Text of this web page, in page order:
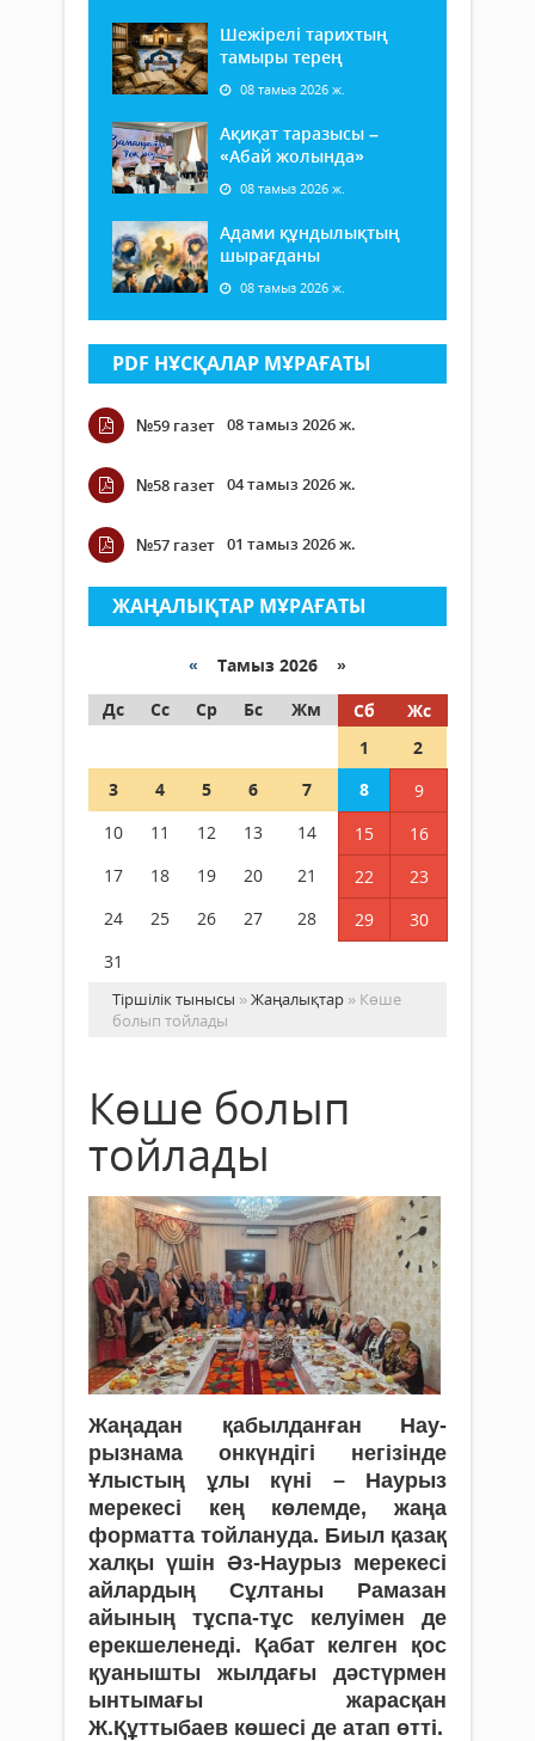
Шежірелі тарихтың
тамыры терең
08 тамыз 2026 ж.
Ақиқат таразысы –
«Абай жолында»
08 тамыз 2026 ж.
Адами құндылықтың
шырағданы
08 тамыз 2026 ж.
PDF НҰСҚАЛАР МҰРАҒАТЫ
№59 газет 08 тамыз 2026 ж.
№58 газет 04 тамыз 2026 ж.
№57 газет 01 тамыз 2026 ж.
ЖАҢАЛЫҚТАР МҰРАҒАТЫ
« Тамыз 2026 »
Дс
Сс Ср Бс Жм Сб
Жс
1
2
3
4 5 6 7 8
9
10
11 12 13 14 15
16
17
18 19 20 21 22
23
24
25 26 27 28 29
30
31
Тіршілік тынысы »Жаңалықтар » Көше
болып тойлады
Көше болып
тойлады
Жаңадан қабылданған Нау­
рызнама онкүндігі негізінде
Ұлыстың ұлы күні – Наурыз
мерекесі кең көлемде, жаңа
форматта тойлануда. Биыл қазақ
халқы үшін Әз-Наурыз мерекесі
айлардың Сұлтаны Рамазан
айының тұспа-тұс келуімен де
ерекшеленеді. Қабат келген қос
қуанышты жылдағы дәстүрмен
ынтымағы жарасқан
Ж.Құттыбаев көшесі де атап өтті.